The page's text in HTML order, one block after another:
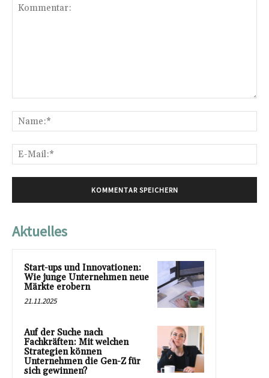
Aktuelles
Start-ups und Innovationen:
Wie junge Unternehmen neue
Märkte erobern
21.11.2025
Auf der Suche nach
Fachkräften: Mit welchen
Strategien können
Unternehmen die Gen-Z für
sich gewinnen?